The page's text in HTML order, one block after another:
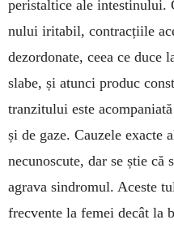
peristaltice ale
nului iri­tabil, con­trac­țiile
dezordonate, ceea ce duce
slabe, și atunci produc
tranzitului este
și de gaze. Cau­zele exacte
necunos­cute, dar se știe că
agrava sindro­mul. Aceste
frec­vente la femei decât la